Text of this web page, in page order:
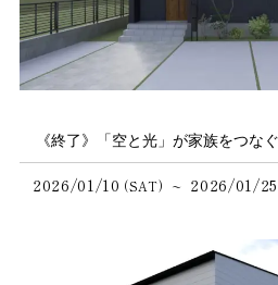
《終了》「空と光」が家族をつな
2026/01/10 (SAT) ~ 2026/01/25